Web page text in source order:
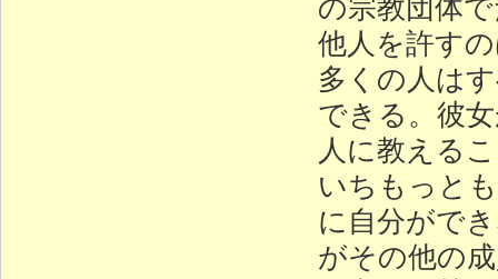
他人を許す
多くの人は
できる。彼
人に教える
いちもっと
に自分がで
がその他の